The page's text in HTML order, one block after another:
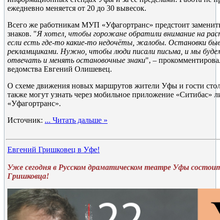
ежедневно меняется от 20 до 30 вывесок.
Всего же работникам МУП «Уфагортранс» предстоит
знаков. "Я хотел, чтобы горожане обратили внимание на
если есть где-то какие-то недочёты, жалобы. Остановки
рекламщиками. Нужно, чтобы люди писали письма, и мы
отвечать и менять остановочные знаки", –
ведомства Евгений Олишевец.
О схеме движения новых маршрутов жители Уфы и гости
также могут узнать через мобильное приложение «Ситибас»
«Уфагортранс».
Источник: ... Читать дальше »
Евгений Гришковец в Уфе!
Уже сегодня в Русском драматическом театре Уфы
Гришковца!